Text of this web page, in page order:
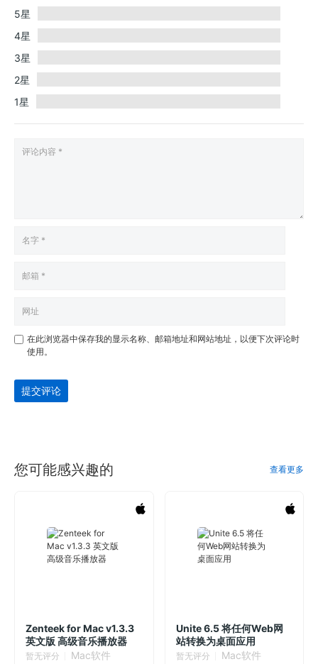
5星
4星
3星
2星
1星
在此浏览器中保存我的显示名称、邮箱地址和网站地址，以便下次评论时
使用。
提交评论
您可能感兴趣的 查看更多
Zenteek for Mac v1.3.3
英文版 高级音乐播放器
暂无评分 Mac软件
Unite 6.5 将任何Web网
站转换为桌面应用
暂无评分 Mac软件